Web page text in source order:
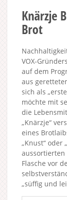
Knärzje
Brot
VOX-
auf dem
aus
sich als
möchte mit
die
„Knärzje“
eines
„Knust“ oder
aussortierten
Flasche vor
„süffig und